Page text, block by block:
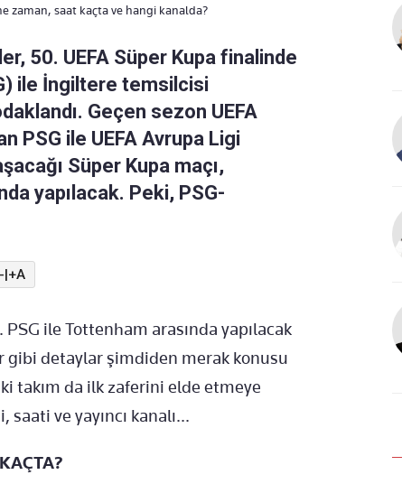
zaman, saat kaçta ve hangi kanalda?
50. UEFA Süper Kupa finalinde
ile İngiltere temsilcisi
Geçen sezon UEFA
PSG ile UEFA Avrupa Ligi
Süper Kupa maçı,
yapılacak. Peki, PSG-
|+A
ile Tottenham arasında yapılacak
gibi detaylar şimdiden merak konusu
takım da ilk zaferini elde etmeye
ve yayıncı kanalı...